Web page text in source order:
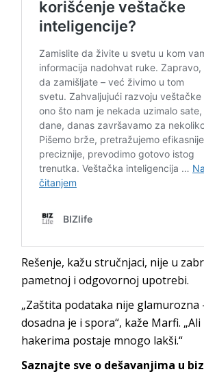
Rešenje, kažu stručnjaci, nije u
pametnoj i odgovornoj upotrebi.
„Zaštita podataka nije glamurozna
dosadna je i spora“, kaže Marfi.
hakerima postaje mnogo lakši.“
Saznajte sve o dešavanjima u